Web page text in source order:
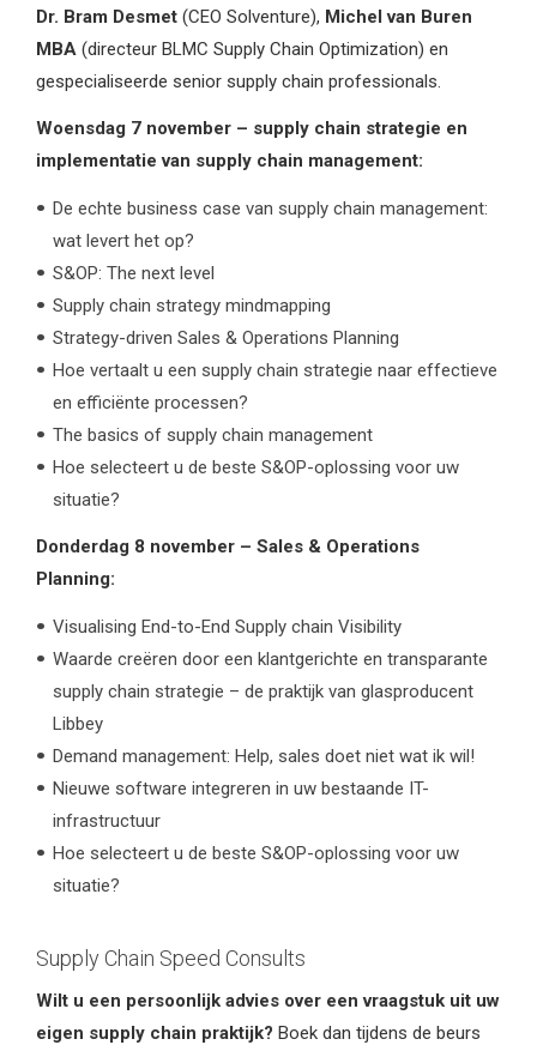
Dr. Bram Desmet (CEO Solventure), Michel van Buren
MBA (directeur BLMC Supply Chain Optimization) en
gespecialiseerde senior supply chain professionals.
Woensdag 7 november – supply chain strategie en
implementatie van supply chain management:
De echte business case van supply chain management:
wat levert het op?
S&OP: The next level
Supply chain strategy mindmapping
Strategy-driven Sales & Operations Planning
Hoe vertaalt u een supply chain strategie naar effectieve
en efficiënte processen?
The basics of supply chain management
Hoe selecteert u de beste S&OP-oplossing voor uw
situatie?
Donderdag 8 november – Sales & Operations
Planning:
Visualising End-to-End Supply chain Visibility
Waarde creëren door een klantgerichte en transparante
supply chain strategie – de praktijk van glasproducent
Libbey
Demand management: Help, sales doet niet wat ik wil!
Nieuwe software integreren in uw bestaande IT-
infrastructuur
Hoe selecteert u de beste S&OP-oplossing voor uw
situatie?
Supply Chain Speed Consults
Wilt u een persoonlijk advies over een vraagstuk uit uw
eigen supply chain praktijk? Boek dan tijdens de beurs